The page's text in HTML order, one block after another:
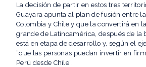
La decisión de partir en estos tres
Guayara apunta al plan de fusión entre
Colombia y Chile y que la convertirá en
grande de Latinoamérica, después de la
está en etapa de desarrollo y, según el
“que las personas puedan invertir en
Perú desde Chile”.